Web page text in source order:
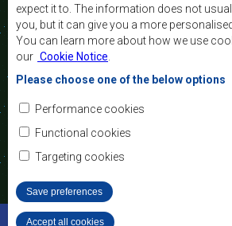
Nous contacter
SADC House
Plot No. 54385
Central Business District
Private Bag 0095
©2022 SADC. Tous droits
expect it to. The information does not
you, but it can give you a more
You can learn more about how we use
our Cookie Notice
Please choose one of the below options
Performance cookies
Functional cookies
Targeting cookies
Save preferences
Accept all cookies
Withdraw consent